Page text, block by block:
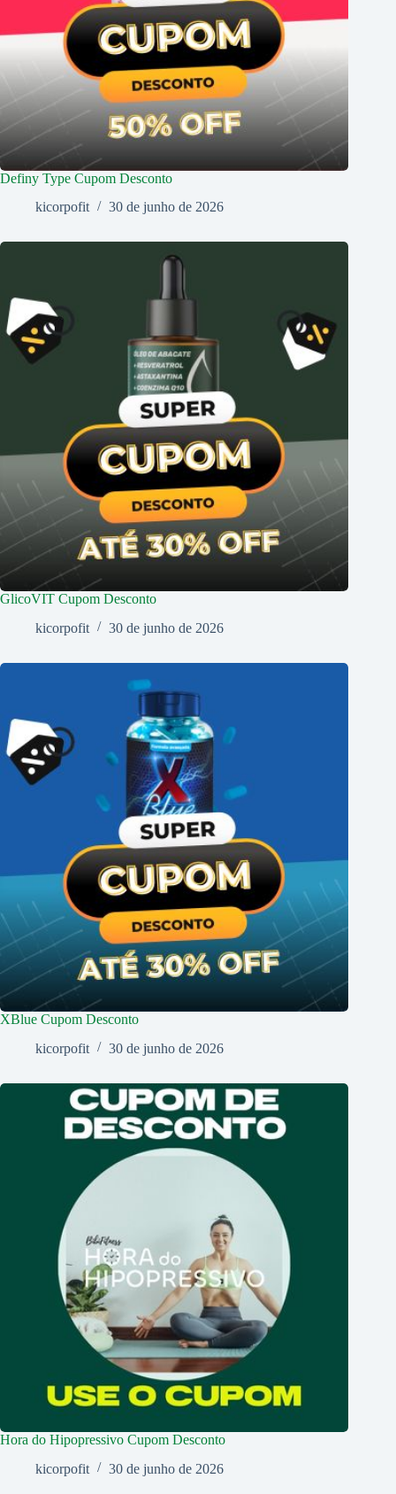
Definy Type Cupom Desconto
kicorpofit
30 de junho de 2026
GlicoVIT Cupom Desconto
kicorpofit
30 de junho de 2026
XBlue Cupom Desconto
kicorpofit
30 de junho de 2026
Hora do Hipopressivo Cupom Desconto
kicorpofit
30 de junho de 2026